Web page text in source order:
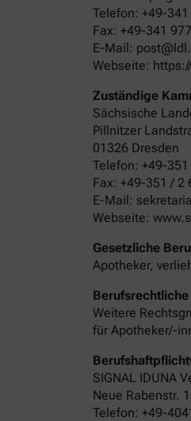
Telefon: +49-
Fax: +49-341
E-Mail:
Webseite:
Zuständige
Sächsische
Pillnitzer
01326 Dresden
Telefon: +49-
Fax: +49-351 / 2
E-Mail:
Webseite:
Gesetzliche
Apotheker,
Berufsrechtliche
Weitere
für Apotheker/-
SIGNAL IDUNA
Neue Rabenstr.
Telefon: +49-